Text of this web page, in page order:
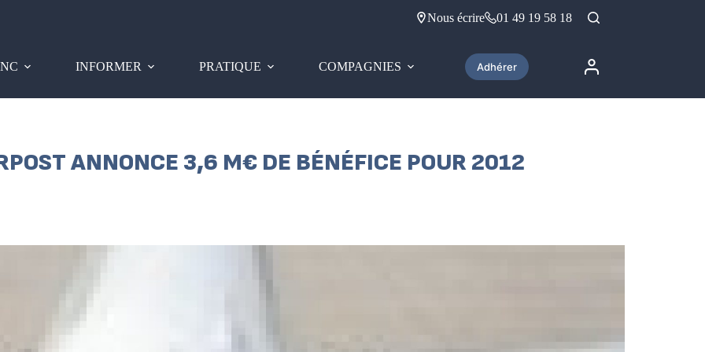
Nous écrire 01 49 19 58 18
INFORMER PRATIQUE COMPAGNIES Adhérer
ANNONCE 3,6 M€ DE BÉNÉFICE POUR 2012